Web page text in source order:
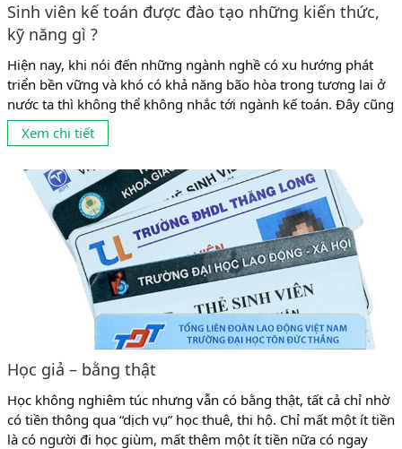
Sinh viên kế toán được đào tạo những kiến thức,
kỹ năng gì ?
Hiện nay, khi nói đến những ngành nghề có xu hướng phát
triển bền vững và khó có khả năng bão hòa trong tương lai ở
nước ta thì không thể không nhắc tới ngành kế toán. Đây cũng
là ngành có tỉ lệ sinh viên theo học khá đông ở mọi cấp học từ
trung cấp, cao đẳng đến...
Xem chi tiết
Học giả – bằng thật
Học không nghiêm túc nhưng vẫn có bằng thật, tất cả chỉ nhờ
có tiền thông qua “dịch vụ” học thuê, thi hộ. Chỉ mất một ít tiền
là có người đi học giùm, mất thêm một ít tiền nữa có ngay